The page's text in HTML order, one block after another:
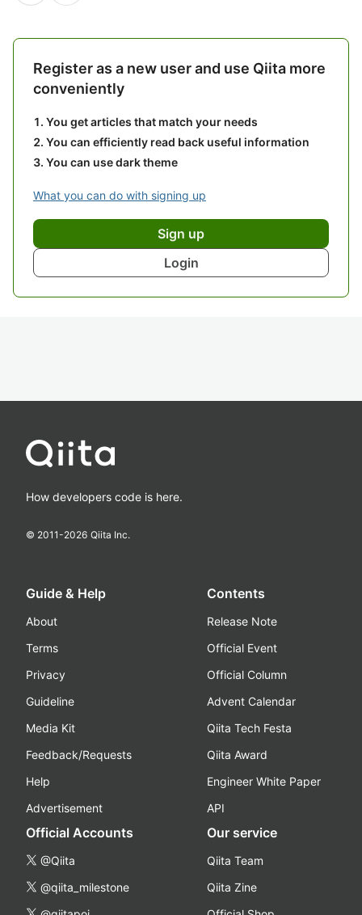
Register as a new user and use Qiita more
conveniently
You get articles that match your needs
You can efficiently read back useful information
You can use dark theme
What you can do with signing up
Sign up
Login
How developers code is here.
© 2011-2026 Qiita Inc.
Guide & Help
About
Terms
Privacy
Guideline
Media Kit
Feedback/Requests
Help
Advertisement
Contents
Release Note
Official Event
Official Column
Advent Calendar
Qiita Tech Festa
Qiita Award
Engineer White Paper
API
Official Accounts
@Qiita
@qiita_milestone
Our service
Qiita Team
Qiita Zine